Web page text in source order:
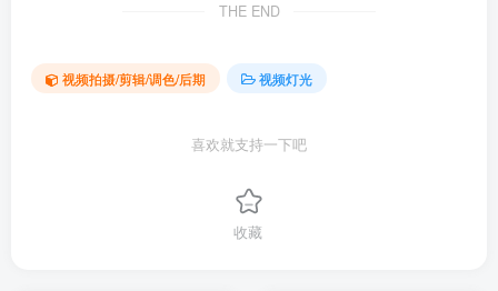
THE END
视频拍摄/剪辑/调色/后期 视频灯光
喜欢就支持一下吧
收藏